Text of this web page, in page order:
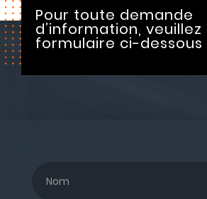
Pour toute demande
d’information,
formulaire ci-dessous